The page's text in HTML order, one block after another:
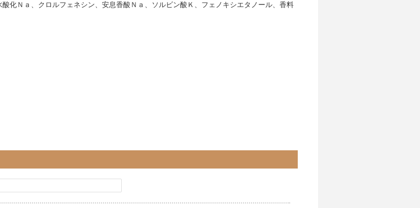
化Ｎａ、クロルフェネシン、安息香酸Ｎａ、ソルビン酸Ｋ、フェノキシエタノール、香料